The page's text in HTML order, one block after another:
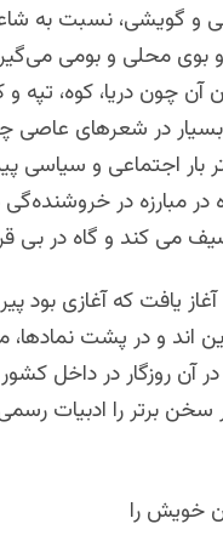
و گویشی، نسبت به
و بوی محلی و بومی
چون دریا، کوه، تپه و
در شعرهای عاصی
اجتماعی و سیاسی
مبارزه در خروشنده‌گی
می کند و گاه در بی
یافت که آغازی بود
و در پشت نمادها،
آن روزگار در داخل
سخن برتر را ادبیات
خویش را